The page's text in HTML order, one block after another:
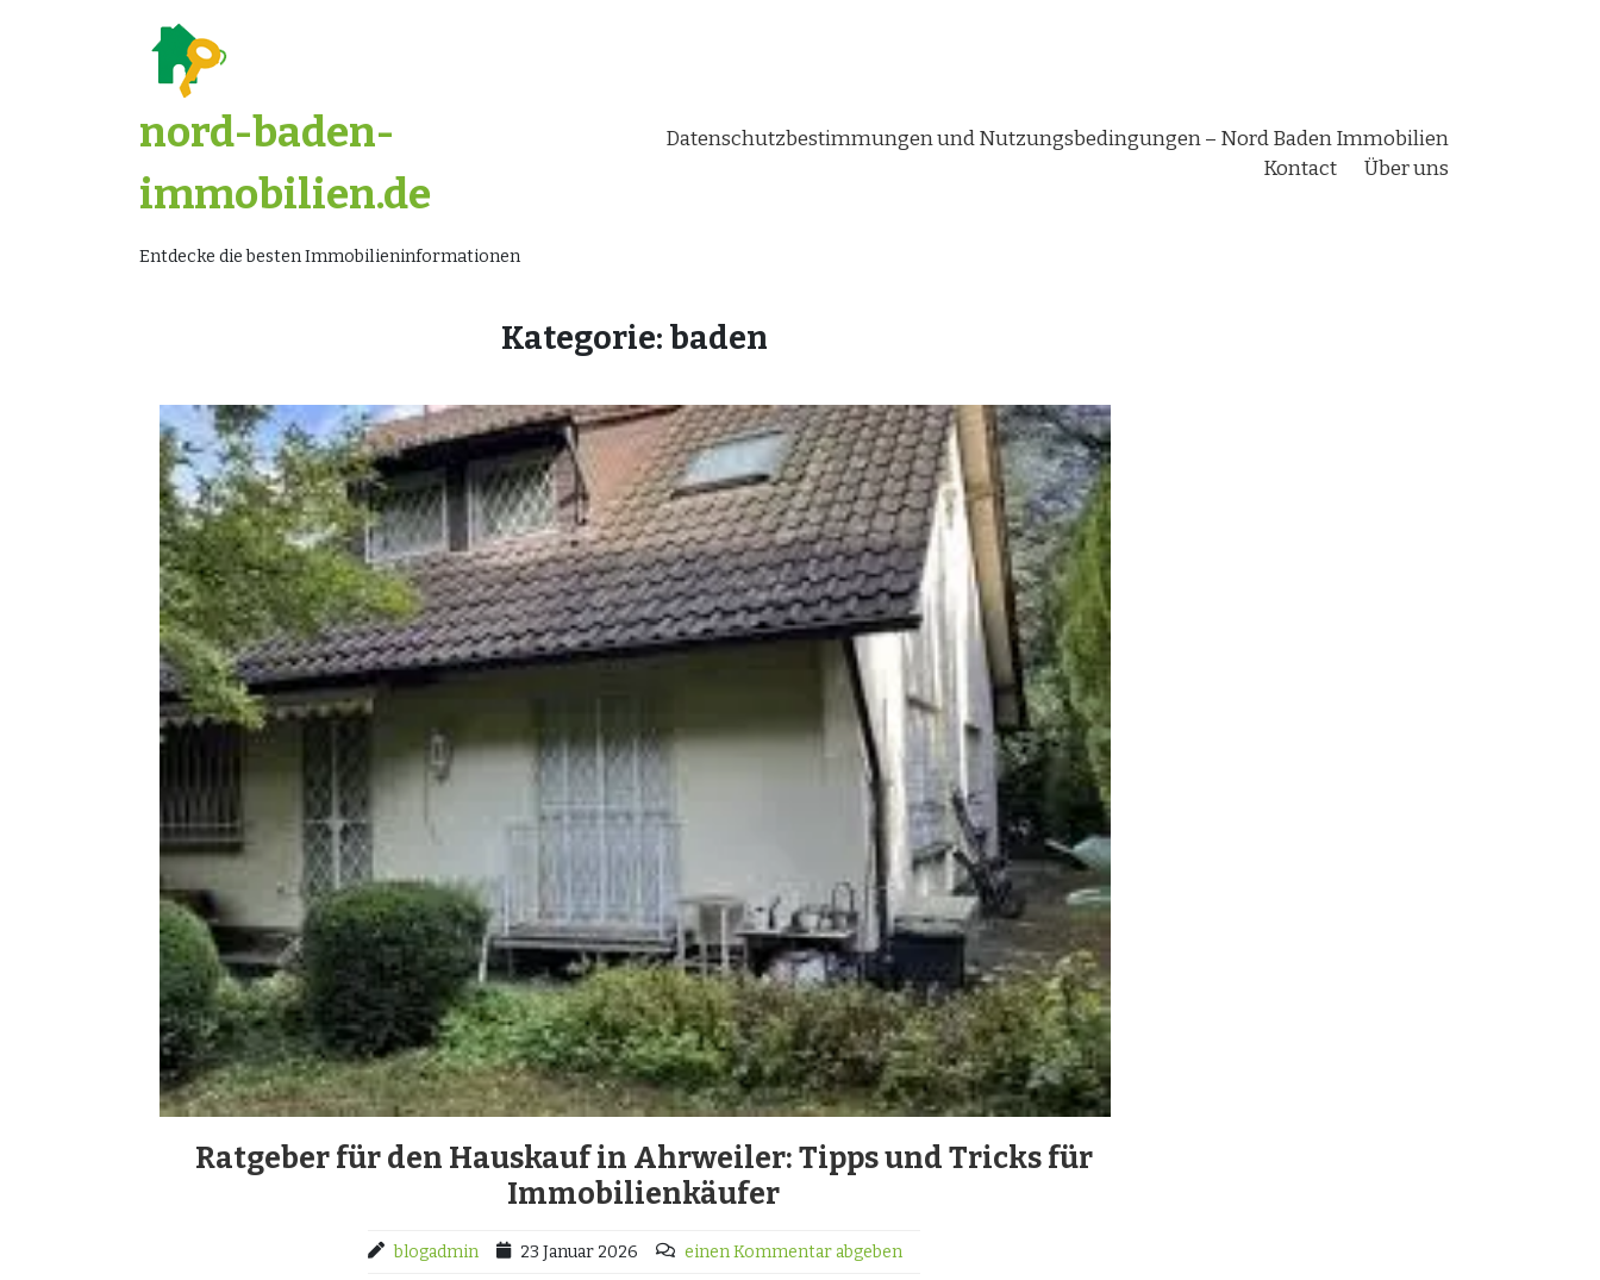
nord-baden-
immobilien.de
Entdecke die besten Immobilieninformationen
Datenschutzbestimmungen und Nutzungsbedingungen – Nord Baden Immobilien
Kontact
Über uns
Kategorie: baden
Ratgeber für den Hauskauf in Ahrweiler: Tipps und Tricks für
Immobilienkäufer
blogadmin 23 Januar 2026 einen Kommentar abgeben